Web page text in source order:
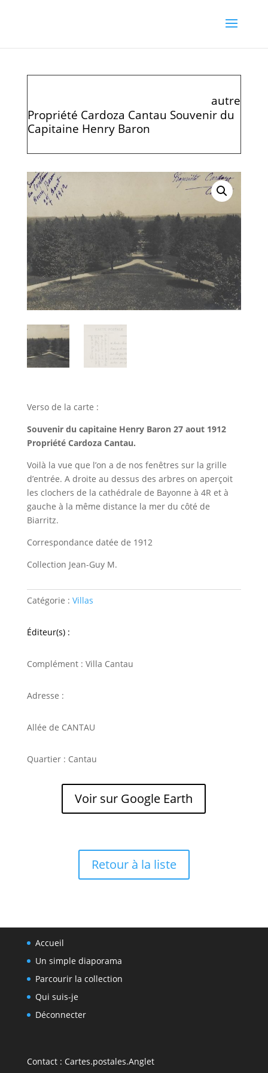
autre
Propriété Cardoza Cantau Souvenir du
Capitaine Henry Baron
Verso de la carte :
Souvenir du capitaine Henry Baron 27 aout 1912
Propriété Cardoza Cantau.
Voilà la vue que l’on a de nos fenêtres sur la grille
d’entrée. A droite au dessus des arbres on aperçoit
les clochers de la cathédrale de Bayonne à 4R et à
gauche à la même distance la mer du côté de
Biarritz.
Correspondance datée de 1912
Collection Jean-Guy M.
Catégorie : Villas
Éditeur(s) :
Complément : Villa Cantau
Adresse :
Allée de CANTAU
Quartier : Cantau
Voir sur Google Earth
Retour à la liste
Accueil
Un simple diaporama
Parcourir la collection
Qui suis-je
Déconnecter
Contact : Cartes.postales.Anglet